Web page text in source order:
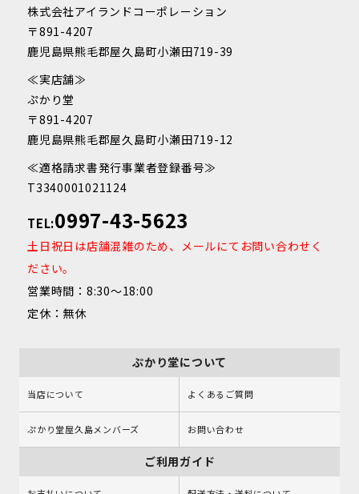
株式会社アイランドコーポレーション
〒891-4207
鹿児島県熊毛郡屋久島町小瀬田719-39
≪実店舗≫
ぷかり堂
〒891-4207
鹿児島県熊毛郡屋久島町小瀬田719-12
≪適格請求書発行事業者登録番号≫
T3340001021124
TEL:0997-43-5623
土日祝日は店舗混雑のため、メールにてお問い合わせく
ださい。
営業時間：8:30～18:00
定休：無休
ぷかり堂について
当店について よくあるご質問
ぷかり堂屋久島メンバーズ お問い合わせ
ご利用ガイド